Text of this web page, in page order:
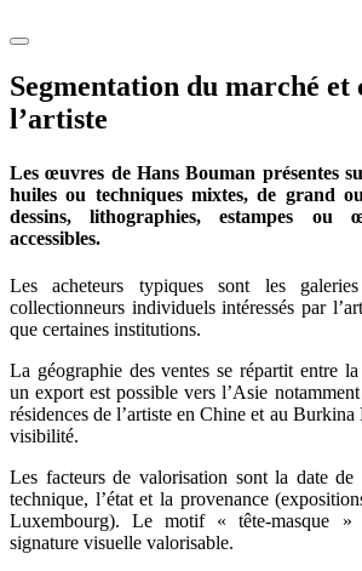
Segmentation du marché et
l’artiste
Les œuvres de Hans Bouman présentes
huiles ou techniques mixtes, de grand
dessins, lithographies, estampes ou
accessibles.
Les acheteurs typiques sont les galeries
collectionneurs individuels intéressés par
que certaines institutions.
La géographie des ventes se répartit entre
un export est possible vers l’Asie
résidences de l’artiste en Chine et au Burkina
visibilité.
Les facteurs de valorisation sont la date
technique, l’état et la provenance
Luxembourg). Le motif « tête-masque
signature visuelle valorisable.